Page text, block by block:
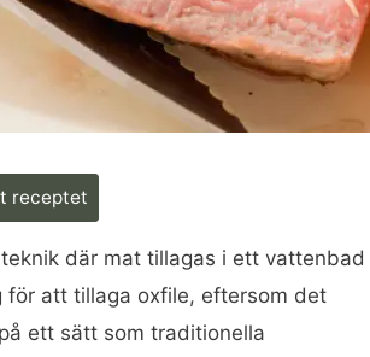
receptet
där mat tillagas i ett vattenbad
för att tillaga oxfile, eftersom det
ett sätt som traditionella